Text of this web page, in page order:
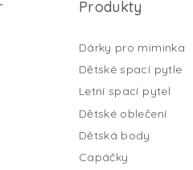
Produkty
Dárky pro miminka
Dětské spací pytle
Letní spací pytel
Dětské oblečení
Dětská body
Capáčky